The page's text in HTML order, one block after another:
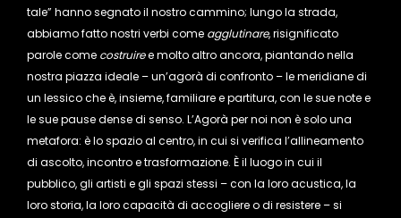
tale” hanno segnato il nostro cammino; lungo la strada,
abbiamo fatto nostri verbi come agglutinare, risignificato
parole come costruiree molto altro ancora, piantando nella
nostra piazza ideale – un’agorà di confronto – le meridiane di
un lessico che è, insieme, familiare e partitura, con le sue note e
le sue pause dense di senso. L’Agorà per noi non è solo una
metafora: è lo spazio al centro, in cui si verifica l’allineamento
di ascolto, incontro e trasformazione. È il luogo in cui il
pubblico, gli artisti e gli spazi stessi – con la loro acustica, la
loro storia, la loro capacità di accogliere o di resistere – si